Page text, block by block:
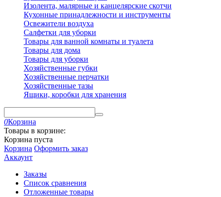
Изолента, малярные и канцелярские скотчи
Кухонные принадлежности и инструменты
Освежители воздуха
Салфетки для уборки
Товары для ванной комнаты и туалета
Товары для дома
Товары для уборки
Хозяйственные губки
Хозяйственные перчатки
Хозяйственные тазы
Ящики, коробки для хранения
0Корзина
Товары в корзине:
Корзина пуста
Корзина Оформить заказ
Аккаунт
Заказы
Список сравнения
Отложенные товары